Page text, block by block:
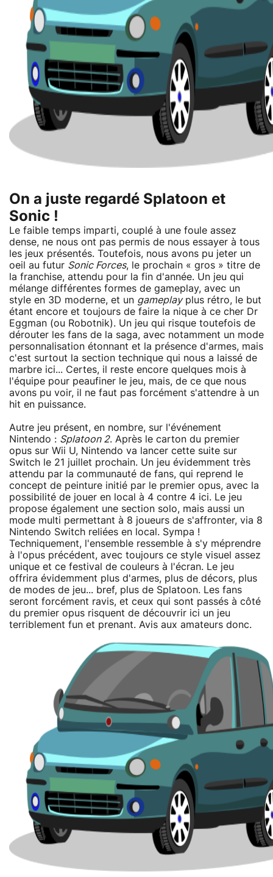
On a juste regardé Splatoon et
Sonic !
Le faible temps imparti, couplé à une foule assez
dense, ne nous ont pas permis de nous essayer à tous
les jeux présentés. Toutefois, nous avons pu jeter un
oeil au futur Sonic Forces, le prochain « gros » titre de
la franchise, attendu pour la fin d'année. Un jeu qui
mélange différentes formes de gameplay, avec un
style en 3D moderne, et un gameplayplus rétro, le but
étant encore et toujours de faire la nique à ce cher Dr
Eggman (ou Robotnik). Un jeu qui risque toutefois de
dérouter les fans de la saga, avec notamment un mode
personnalisation étonnant et la présence d'armes, mais
c'est surtout la section technique qui nous a laissé de
marbre ici... Certes, il reste encore quelques mois à
l'équipe pour peaufiner le jeu, mais, de ce que nous
avons pu voir, il ne faut pas forcément s'attendre à un
hit en puissance.
Autre jeu présent, en nombre, sur l'événement
Nintendo : Splatoon 2. Après le carton du premier
opus sur Wii U, Nintendo va lancer cette suite sur
Switch le 21 juillet prochain. Un jeu évidemment très
attendu par la communauté de fans, qui reprend le
concept de peinture initié par le premier opus, avec la
possibilité de jouer en local à 4 contre 4 ici. Le jeu
propose également une section solo, mais aussi un
mode multi permettant à 8 joueurs de s'affronter, via 8
Nintendo Switch reliées en local. Sympa !
Techniquement, l'ensemble ressemble à s'y méprendre
à l'opus précédent, avec toujours ce style visuel assez
unique et ce festival de couleurs à l'écran. Le jeu
offrira évidemment plus d'armes, plus de décors, plus
de modes de jeu... bref, plus de Splatoon. Les fans
seront forcément ravis, et ceux qui sont passés à côté
du premier opus risquent de découvrir ici un jeu
terriblement fun et prenant. Avis aux amateurs donc.